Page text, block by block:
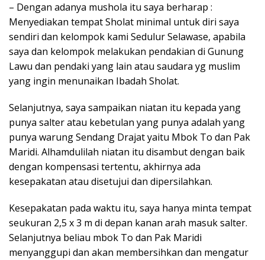
– Dengan adanya mushola itu saya berharap :
Menyediakan tempat Sholat minimal untuk diri saya
sendiri dan kelompok kami Sedulur Selawase, apabila
saya dan kelompok melakukan pendakian di Gunung
Lawu dan pendaki yang lain atau saudara yg muslim
yang ingin menunaikan Ibadah Sholat.
Selanjutnya, saya sampaikan niatan itu kepada yang
punya salter atau kebetulan yang punya adalah yang
punya warung Sendang Drajat yaitu Mbok To dan Pak
Maridi. Alhamdulilah niatan itu disambut dengan baik
dengan kompensasi tertentu, akhirnya ada
kesepakatan atau disetujui dan dipersilahkan.
Kesepakatan pada waktu itu, saya hanya minta tempat
seukuran 2,5 x 3 m di depan kanan arah masuk salter.
Selanjutnya beliau mbok To dan Pak Maridi
menyanggupi dan akan membersihkan dan mengatur